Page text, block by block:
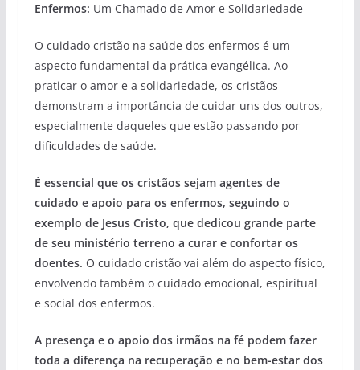
Enfermos: Um Chamado de Amor e Solidariedade
O cuidado cristão na saúde dos enfermos é um
aspecto fundamental da prática evangélica. Ao
praticar o amor e a solidariedade, os cristãos
demonstram a importância de cuidar uns dos outros,
especialmente daqueles que estão passando por
dificuldades de saúde.
É essencial que os cristãos sejam agentes de
cuidado e apoio para os enfermos, seguindo o
exemplo de Jesus Cristo, que dedicou grande parte
de seu ministério terreno a curar e confortar os
doentes. O cuidado cristão vai além do aspecto físico,
envolvendo também o cuidado emocional, espiritual
e social dos enfermos.
A presença e o apoio dos irmãos na fé podem fazer
toda a diferença na recuperação e no bem-estar dos